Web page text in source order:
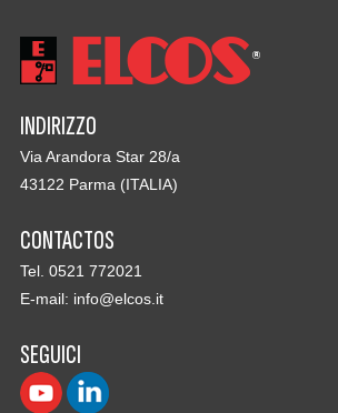
INDIRIZZO
Via Arandora Star 28/a
43122 Parma (ITALIA)
CONTACTOS
Tel. 0521 772021
E-mail: info@elcos.it
SEGUICI